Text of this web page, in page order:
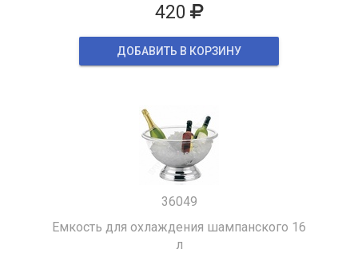
420
ДОБАВИТЬ В КОРЗИНУ
36049
Емкость для охлаждения шампанского 16
л